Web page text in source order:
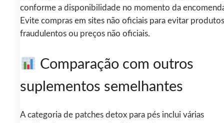
conforme a disponibilidade no momento da
Evite compras em sites não oficiais para evitar produtos
fraudulentos ou preços não oficiais.
Comparação com outros
suplementos semelhantes
A categoria de patches detox para pés inclui várias